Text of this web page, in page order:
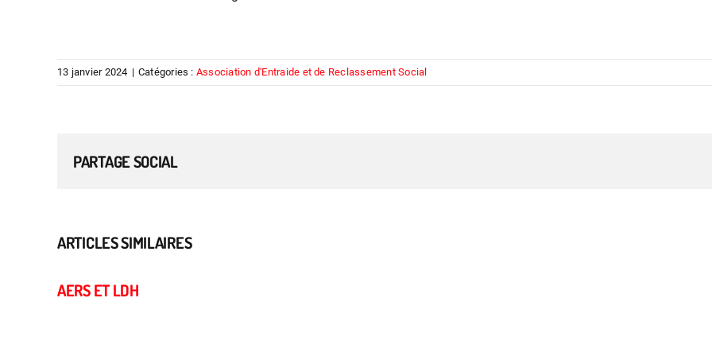
13 janvier 2024 | Catégories : Association d'Entraide et de Reclassement Social
PARTAGE SOCIAL
ARTICLES SIMILAIRES
AERS ET LDH